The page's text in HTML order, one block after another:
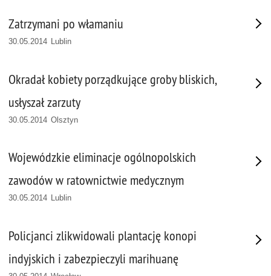
Zatrzymani po włamaniu
30.05.2014 Lublin
Okradał kobiety porządkujące groby bliskich,
usłyszał zarzuty
30.05.2014 Olsztyn
Wojewódzkie eliminacje ogólnopolskich
zawodów w ratownictwie medycznym
30.05.2014 Lublin
Policjanci zlikwidowali plantację konopi
indyjskich i zabezpieczyli marihuanę